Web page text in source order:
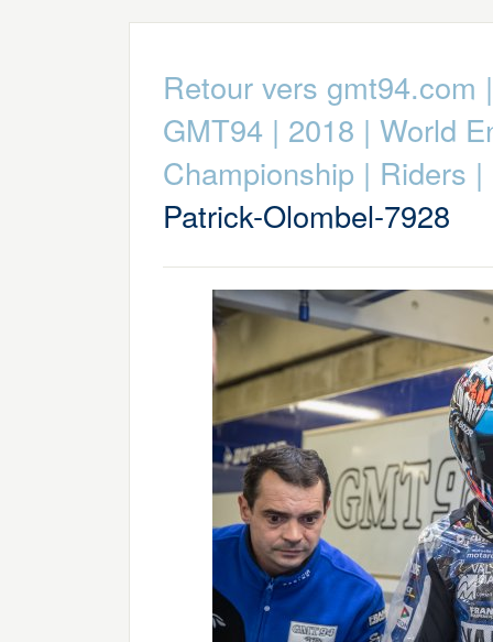
Retour vers gmt94.com
GMT94 | 2018 | World
Championship | Riders |
Patrick-Olombel-7928